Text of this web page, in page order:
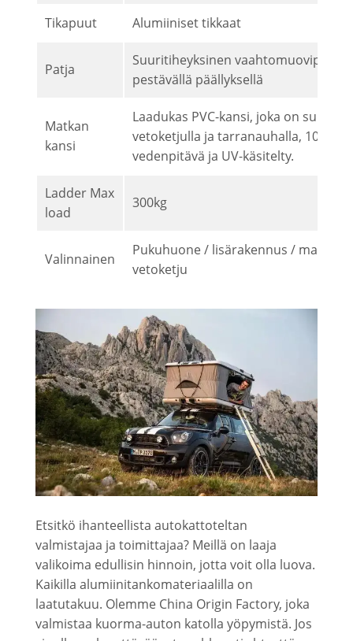
Tikapuut Alumiiniset tikkaat
Patja
Suuritiheyksinen vaahtomuovipatja
pestävällä päällyksellä
Matkan
kansi
Laadukas PVC-kansi, joka on suljettu
vetoketjulla ja tarranauhalla, 100%
vedenpitävä ja UV-käsitelty.
Ladder Max
load
300kg
Valinnainen
Pukuhuone / lisärakennus / markiisi /
vetoketju
Etsitkö ihanteellista autokattoteltan
valmistajaa ja toimittajaa? Meillä on laaja
valikoima edullisin hinnoin, jotta voit olla luova.
Kaikilla alumiinitankomateriaalilla on
laatutakuu. Olemme China Origin Factory, joka
valmistaa kuorma-auton katolla yöpymistä. Jos